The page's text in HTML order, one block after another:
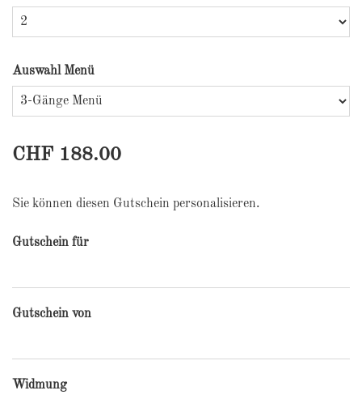
Auswahl Menü
CHF 188.00
Sie können diesen Gutschein personalisieren.
Gutschein für
Gutschein von
Widmung